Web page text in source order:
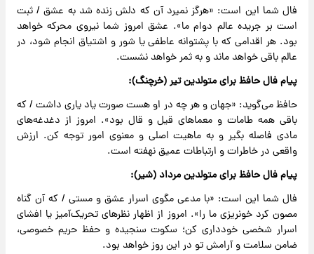
فال شما این است: «هرگز نمیرد آن که دلش زنده شد به عشق / ثبت
است بر جریده عالم دوام ما». عشق امروز شما نیروی محرکه خواهد
بود. هر اقدامی که با پشتوانه عاطفی یا شور و اشتیاق انجام شود، در
عالم باقی خواهد ماند و به ثمر خواهد نشست.
پیام فال حافظ برای متولدین تیر (خرچنگ):
حافظ می‌گوید: «جهان و هر چه در او هست صورت یاد یاری داشت / که
باقی همه طامات و معماهای قیل و قال بود». امروز از دغدغه‌های
مادی فاصله بگیر و به ماهیت اصلی و معنوی امور توجه کن. ارزش
واقعی در خاطرات و ارتباطات عمیق نهفته است.
پیام فال حافظ برای متولدین مرداد (شیر):
فال شما این است: «با مدعی مگوی اسرار عشق و مستی / که آن گناه
مصون کرد خونریزی ما را». امروز از اظهار نظرهای تحریک‌آمیز یا افشای
اسرار شخصی خودداری کن؛ سکوت سنجیده و حفظ حریم خصوصی،
ضامن سلامت و آرامش تو در این روز خواهد بود.